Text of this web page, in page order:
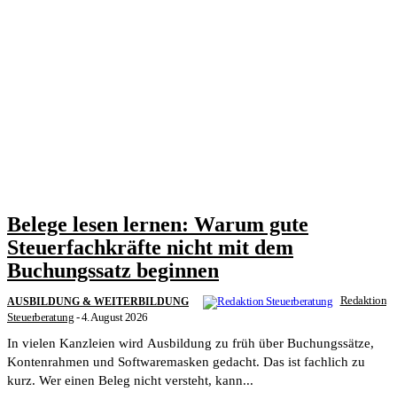
Belege lesen lernen: Warum gute
Steuerfachkräfte nicht mit dem
Buchungssatz beginnen
AUSBILDUNG & WEITERBILDUNG
Redaktion
Steuerberatung - 4. August 2026
In vielen Kanzleien wird Ausbildung zu früh über Buchungssätze,
Kontenrahmen und Softwaremasken gedacht. Das ist fachlich zu
kurz. Wer einen Beleg nicht versteht, kann...